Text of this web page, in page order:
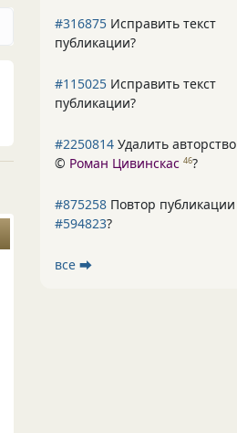
#316875 Исправить текст
публикации?
#115025 Исправить текст
публикации?
#2250814 Удалить авторство
© Роман Цивинскас 46?
#875258 Повтор публикации
#594823?
все ⮕